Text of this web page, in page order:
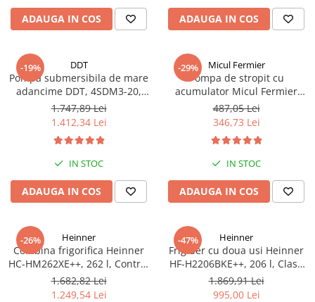
ADAUGA IN COS ADAUGA IN COS
-19% DDT
Pompa submersibila de mare
adancime DDT, 4SDM3-20,
refulare la 250 m, debit 12
m³/h, putere 2500 W, 20
turbine, Inox, 30 m cablu
1.747,89 Lei
1.412,34 Lei
IN STOC
ADAUGA IN COS
-29% Micul Fermier
Pompa de stropit cu
acumulator Micul Fermier
12L, 5.5 Bari, lance 80 cm,
debit 2.6 L/min, acumulator
12 V, 8 Ah,MF-PA1005-S001-
G01 + Atomizor electric
portabil 80W
487,05 Lei
346,73 Lei
IN STOC
ADAUGA IN COS
-26% Heinner
Combina frigorifica Heinner
HC-HM262XE++, 262 l, Control
electronic, Usi reversibile,
Clasa E, H 180 cm, Inox
1.682,82 Lei
1.249,54 Lei
-47% Heinner
Frigider cu doua usi Heinner
HF-H2206BKE++, 206 l, Clasa
E, 3 rafturi de sticla, H 143
cm, Negru
1.869,91 Lei
995,00 Lei